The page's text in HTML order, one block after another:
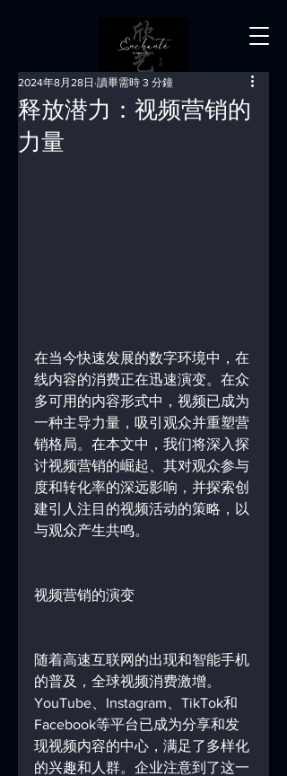
释放潜力：视频营销的
力量
2024年8月28日 讀畢需時 3 分鐘
在当今快速发展的数字环境中，在
线内容的消费正在迅速演变。在众
多可用的内容形式中，视频已成为
一种主导力量，吸引观众并重塑营
销格局。在本文中，我们将深入探
讨视频营销的崛起、其对观众参与
度和转化率的深远影响，并探索创
建引人注目的视频活动的策略，以
与观众产生共鸣。
视频营销的演变
随着高速互联网的出现和智能手机
的普及，全球视频消费激增。
YouTube、Instagram、TikTok和
Facebook等平台已成为分享和发
现视频内容的中心，满足了多样化
的兴趣和人群。企业注意到了这一